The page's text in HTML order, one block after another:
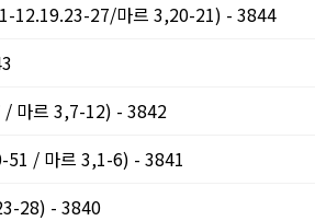
12.19.23-27/마르 3,20-21) - 3844
/ 마르 3,7-12) - 3842
51 / 마르 3,1-6) - 3841
28) - 3840